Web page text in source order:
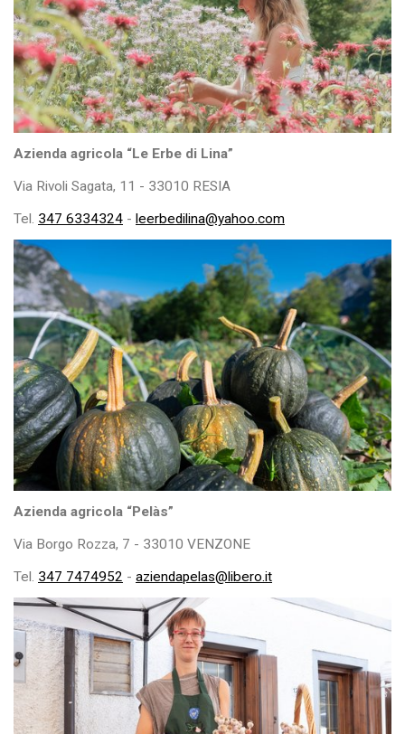
Azienda agricola “Le Erbe di Lina”
Via Rivoli Sagata, 11 - 33010 RESIA
Tel. 347 6334324 - leerbedilina@yahoo.com
Azienda agricola “Pelàs”
Via Borgo Rozza, 7 - 33010 VENZONE
Tel. 347 7474952 - aziendapelas@libero.it